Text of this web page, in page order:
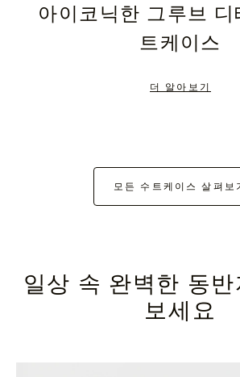
아이코닉한 그루브 디
트케이스
더 알아보기
모든 수트케이스 살펴보
일상 속 완벽한 동
보세요